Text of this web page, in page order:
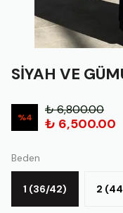
SİYAH VE
%4
₺ 6,800.00
₺ 6,500.00
Beden
1 (36/42) 2